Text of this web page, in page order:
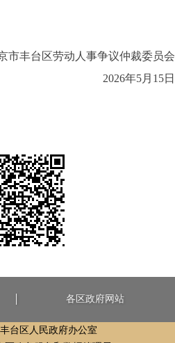
市丰台区劳动人事争议仲裁委员会
2026年5月 15日
各区政府网站
台区人民政府办公室